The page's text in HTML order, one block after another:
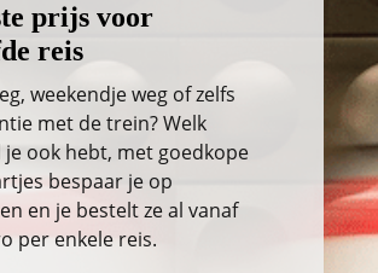
prijs voor
reis
weekendje weg of zelfs
met de trein? Welk
je ook hebt, met goedkope
bespaar je op
en je bestelt ze al vanaf
per enkele reis.